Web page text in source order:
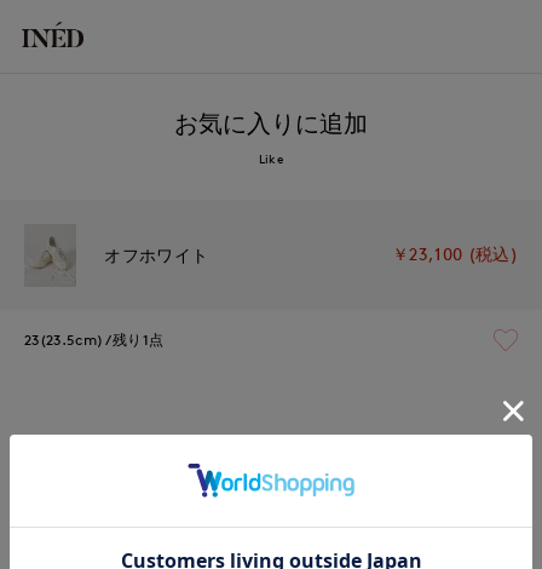
お気に入りに追加
Like
オフホワイト ￥23,100 (税込)
23(23.5cm) 残り1点